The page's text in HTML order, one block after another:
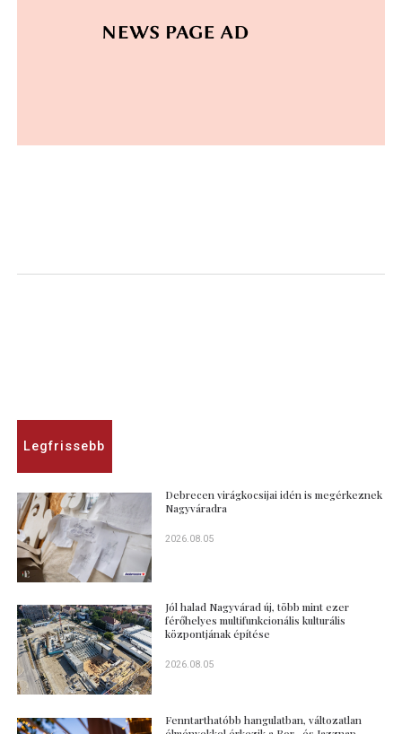
Legfrissebb
Debrecen virágkocsijai idén is megérkeznek
Nagyváradra
2026.08.05
Jól halad Nagyvárad új, több mint ezer
férőhelyes multifunkcionális kulturális
központjának építése
2026.08.05
Fenntarthatóbb hangulatban, változatlan